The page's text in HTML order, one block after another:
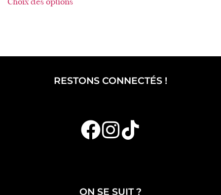
Choix des options
RESTONS CONNECTÉS !
ON SE SUIT ?